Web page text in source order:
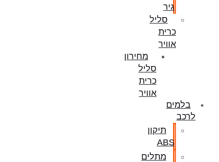
גיר
סליל
כרית
אוויר
מחירון
סליל
כרית
אוויר
בלמים
לרכב
תיקון
ABS
מתלים